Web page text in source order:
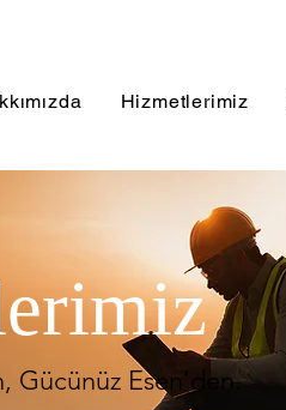
Hizmetlerimiz
Gücünüz Esen’den.